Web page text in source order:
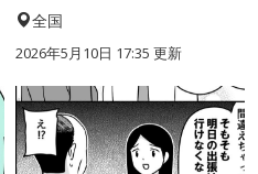
全国
2026年5月10日 17:35 更新